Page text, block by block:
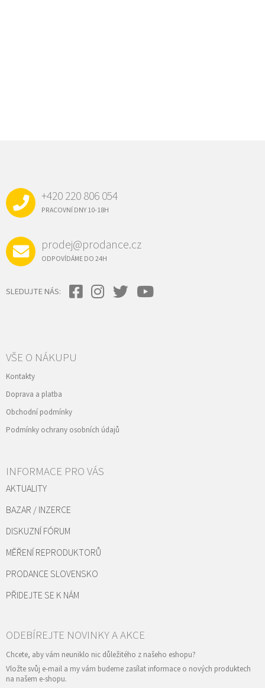
+420 220 806 054
PRACOVNÍ DNY 10-18H
prodej@prodance.cz
ODPOVÍDÁME DO 24H
SLEDUJTE NÁS:
VŠE O NÁKUPU
Kontakty
Doprava a platba
Obchodní podmínky
Podmínky ochrany osobních údajů
INFORMACE PRO VÁS
AKTUALITY
BAZAR / INZERCE
DISKUZNÍ FÓRUM
MĚŘENÍ REPRODUKTORŮ
PRODANCE SLOVENSKO
PŘIDEJTE SE K NÁM
Vložte svůj e-mail a my vám budeme zasílat informace o nových produktech
na našem e-shopu.